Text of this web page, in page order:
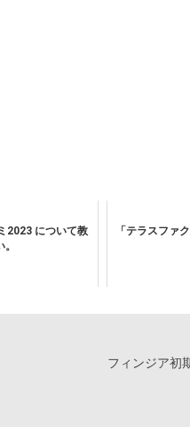
2023 について教
「テラスファ
フィンジア初